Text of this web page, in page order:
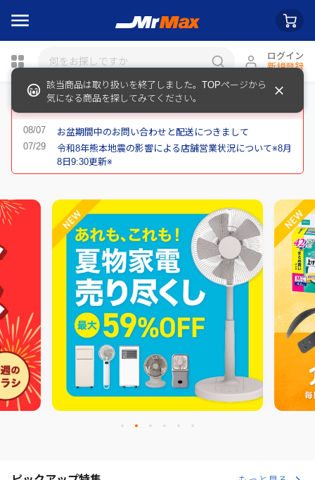
ログイン
新規登録
お盆期間中のお問い合わせと配送につきまして
令和8年熊本地震の影響による店舗営業状況について※8月
8日9:30更新※
該当商品は取り扱いを終了しました。TOPページから
気になる商品を探してみてください。